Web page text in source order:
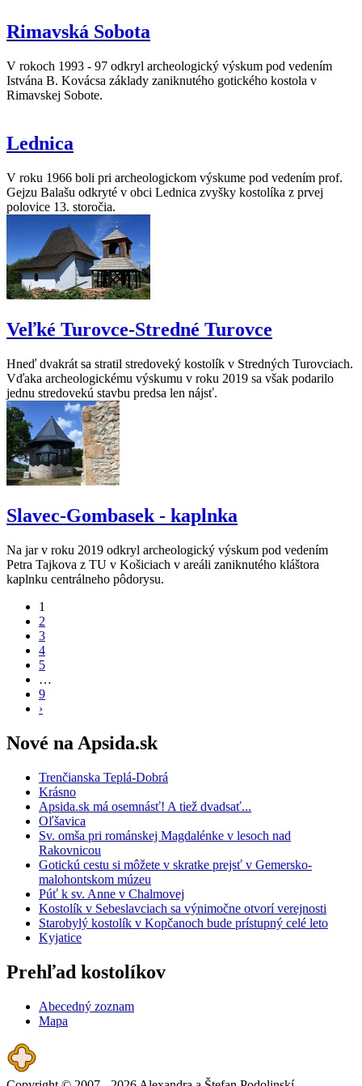
Rimavská Sobota
V rokoch 1993 - 97 odkryl archeologický výskum pod vedením
Istvána B. Kovácsa základy zaniknutého gotického kostola v
Rimavskej Sobote.
Lednica
V roku 1966 boli pri archeologickom výskume pod vedením prof.
Gejzu Balašu odkryté v obci Lednica zvyšky kostolíka z prvej
polovice 13. storočia.
Veľké Turovce-Stredné Turovce
Hneď dvakrát sa stratil stredoveký kostolík v Stredných Turovciach.
Vďaka archeologickému výskumu v roku 2019 sa však podarilo
jednu stredovekú stavbu predsa len nájsť.
Slavec-Gombasek - kaplnka
Na jar v roku 2019 odkryl archeologický výskum pod vedením
Petra Tajkova z TU v Košiciach v areáli zaniknutého kláštora
kaplnku centrálneho pôdorysu.
1
2
3
4
5
…
9
›
Nové na Apsida.sk
Trenčianska Teplá-Dobrá
Krásno
Apsida.sk má osemnásť! A tiež dvadsať...
Oľšavica
Sv. omša pri románskej Magdalénke v lesoch nad
Rakovnicou
Gotickú cestu si môžete v skratke prejsť v Gemersko-
malohontskom múzeu
Púť k sv. Anne v Chalmovej
Kostolík v Sebeslavciach sa výnimočne otvorí verejnosti
Starobylý kostolík v Kopčanoch bude prístupný celé leto
Kyjatice
Prehľad kostolíkov
Abecedný zoznam
Mapa